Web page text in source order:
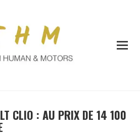
CLIO : AU PRIX DE 14 100